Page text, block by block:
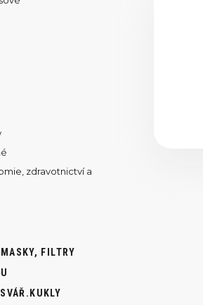
zdravotnictví a
FILTRY